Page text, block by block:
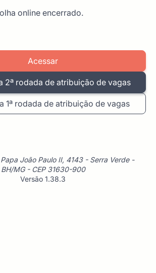
online encerrado.
Acessar
2ª rodada de atribuição de vagas
1ª rodada de atribuição de vagas
João Paulo II, 4143 - Serra Verde -
BH/MG - CEP 31630-900
Versão 1.38.3